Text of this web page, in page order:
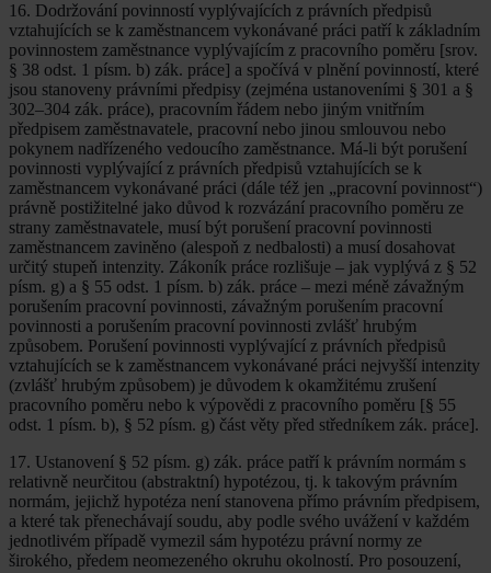
16. Dodržování povinností vyplývajících z právních předpisů
vztahujících se k zaměstnancem vykonávané práci patří k základním
povinnostem zaměstnance vyplývajícím z pracovního poměru [srov.
§ 38 odst. 1 písm. b) zák. práce] a spočívá v plnění povinností, které
jsou stanoveny právními předpisy (zejména ustanoveními § 301 a §
302–304 zák. práce), pracovním řádem nebo jiným vnitřním
předpisem zaměstnavatele, pracovní nebo jinou smlouvou nebo
pokynem nadřízeného vedoucího zaměstnance. Má-li být porušení
povinnosti vyplývající z právních předpisů vztahujících se k
zaměstnancem vykonávané práci (dále též jen „pracovní povinnost“)
právně postižitelné jako důvod k rozvázání pracovního poměru ze
strany zaměstnavatele, musí být porušení pracovní povinnosti
zaměstnancem zaviněno (alespoň z nedbalosti) a musí dosahovat
určitý stupeň intenzity. Zákoník práce rozlišuje – jak vyplývá z § 52
písm. g) a § 55 odst. 1 písm. b) zák. práce – mezi méně závažným
porušením pracovní povinnosti, závažným porušením pracovní
povinnosti a porušením pracovní povinnosti zvlášť hrubým
způsobem. Porušení povinnosti vyplývající z právních předpisů
vztahujících se k zaměstnancem vykonávané práci nejvyšší intenzity
(zvlášť hrubým způsobem) je důvodem k okamžitému zrušení
pracovního poměru nebo k výpovědi z pracovního poměru [§ 55
odst. 1 písm. b), § 52 písm. g) část věty před středníkem zák. práce].
17. Ustanovení § 52 písm. g) zák. práce patří k právním normám s
relativně neurčitou (abstraktní) hypotézou, tj. k takovým právním
normám, jejichž hypotéza není stanovena přímo právním předpisem,
a které tak přenechávají soudu, aby podle svého uvážení v každém
jednotlivém případě vymezil sám hypotézu právní normy ze
širokého, předem neomezeného okruhu okolností. Pro posouzení,